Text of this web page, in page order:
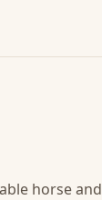
horse and